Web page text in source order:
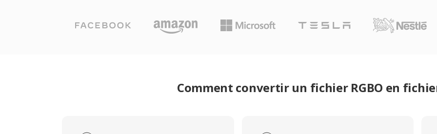
Comment convertir un fichier RGBO en